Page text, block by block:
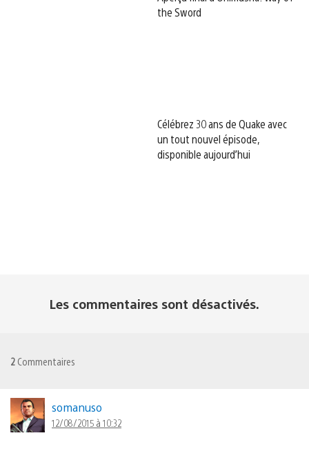
the Sword
Célébrez 30 ans de Quake avec
un tout nouvel épisode,
disponible aujourd’hui
Les commentaires sont désactivés.
2 Commentaires
somanuso
12/08/2015 à 10:32